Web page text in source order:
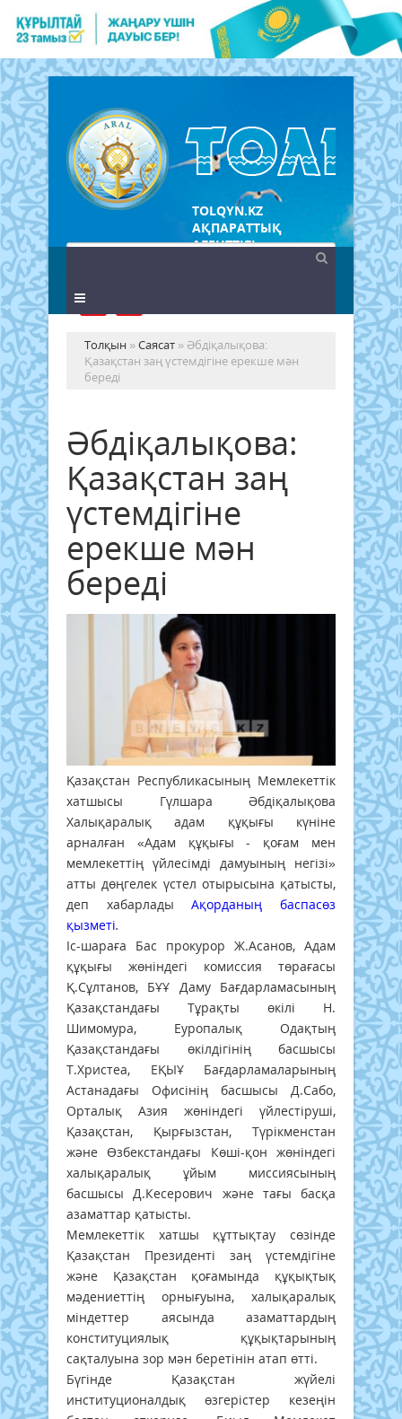
TOLQYN.KZ
АҚПАРАТТЫҚ
АГЕНТТІГІ
Толқын »Саясат » Әбдіқалықова:
Қазақстан заң үстемдігіне ерекше мән
береді
Әбдіқалықова:
Қазақстан заң
үстемдігіне
ерекше мән
береді
Қазақстан Республикасының Мемлекеттік
хатшысы Гүлшара Әбдіқалықова
Халықаралық адам құқығы күніне
арналған «Адам құқығы - қоғам мен
мемлекеттің үйлесімді дамуының негізі»
атты дөңгелек үстел отырысына қатысты,
деп хабарладыАқорданың баспасөз
қызметі.
Іс-шараға Бас прокурор Ж.Асанов, Адам
құқығы жөніндегі комиссия төрағасы
Қ.Сұлтанов, БҰҰ Даму Бағдарламасының
Қазақстандағы Тұрақты өкілі Н.
Шимомура, Еуропалық Одақтың
Қазақстандағы өкілдігінің басшысы
Т.Христеа, ЕҚЫҰ Бағдарламаларының
Астанадағы Офисінің басшысы Д.Сабо,
Орталық Азия жөніндегі үйлестіруші,
Қазақстан, Қырғызстан, Түрікменстан
және Өзбекстандағы Көші-қон жөніндегі
халықаралық ұйым миссиясының
басшысы Д.Кесерович және тағы басқа
азаматтар қатысты.
Мемлекеттік хатшы құттықтау сөзінде
Қазақстан Президенті заң үстемдігіне
және Қазақстан қоғамында құқықтық
мәдениеттің орнығуына, халықаралық
міндеттер аясында азаматтардың
конституциялық құқықтарының
сақталуына зор мән беретінін атап өтті.
Бүгінде Қазақстан жүйелі
институционалдық өзгерістер кезеңін